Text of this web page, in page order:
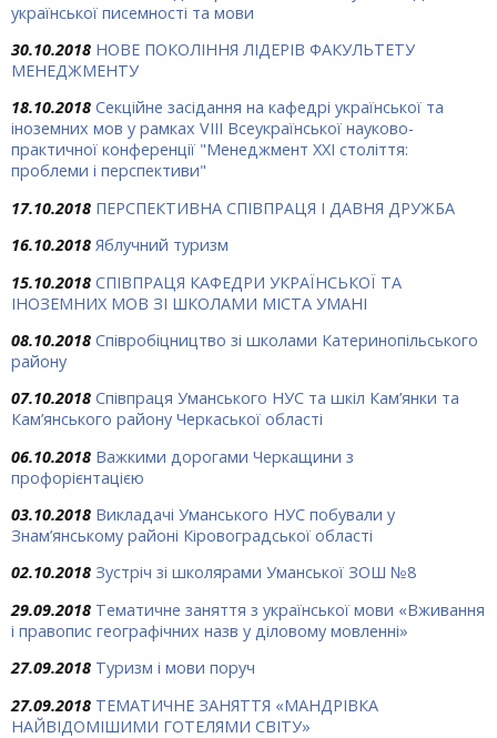
української писемності та мови
30.10.2018 НОВЕ ПОКОЛІННЯ ЛІДЕРІВ ФАКУЛЬТЕТУ
МЕНЕДЖМЕНТУ
18.10.2018 Секційне засідання на кафедрі української та
іноземних мов у рамках VІІІ Всеукраїнської науково-
практичної конференції "Менеджмент ХХІ століття:
проблеми і перспективи"
17.10.2018 ПЕРСПЕКТИВНА СПІВПРАЦЯ І ДАВНЯ ДРУЖБА
16.10.2018 Яблучний туризм
15.10.2018 СПІВПРАЦЯ КАФЕДРИ УКРАЇНСЬКОЇ ТА
ІНОЗЕМНИХ МОВ ЗІ ШКОЛАМИ МІСТА УМАНІ
08.10.2018 Співробіцництво зі школами Катеринопільського
району
07.10.2018 Співпраця Уманського НУС та шкіл Кам’янки та
Кам’янського району Черкаської області
06.10.2018 Важкими дорогами Черкащини з
профорієнтацією
03.10.2018 Викладачі Уманського НУС побували у
Знам’янському районі Кіровоградської області
02.10.2018 Зустріч зі школярами Уманської ЗОШ №8
29.09.2018 Тематичне заняття з української мови «Вживання
і правопис географічних назв у діловому мовленні»
27.09.2018 Туризм і мови поруч
27.09.2018 ТЕМАТИЧНЕ ЗАНЯТТЯ «МАНДРІВКА
НАЙВІДОМІШИМИ ГОТЕЛЯМИ СВІТУ»